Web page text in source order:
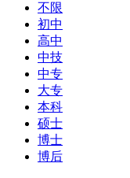
不限
初中
高中
中技
中专
大专
本科
硕士
博士
博后